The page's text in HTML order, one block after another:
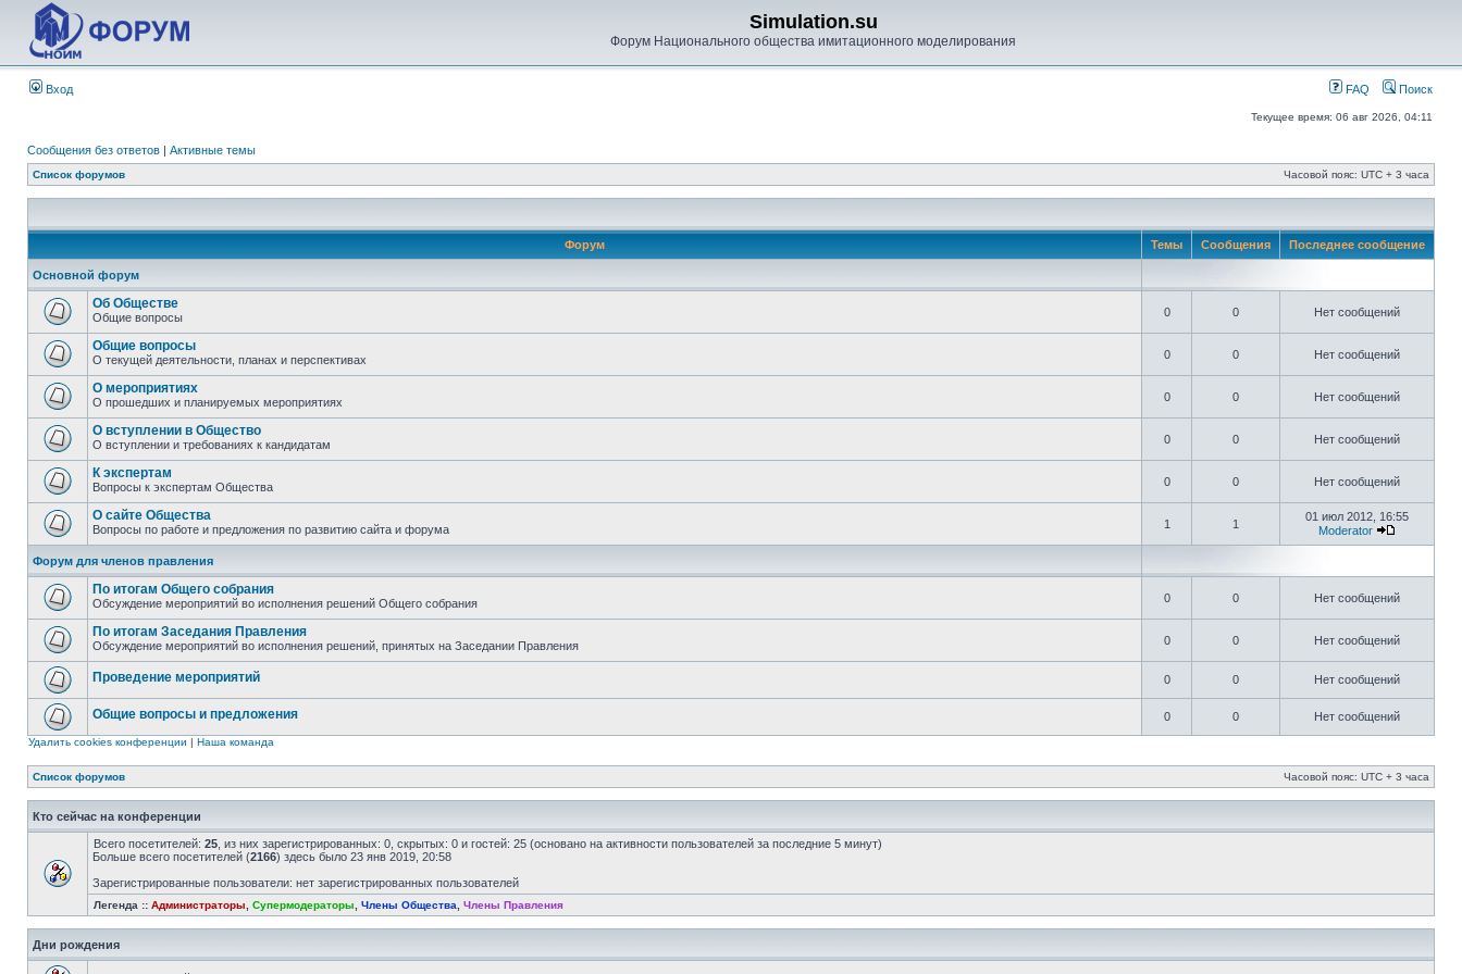
Simulation.su
Форум Национального общества имитационного моделирования
Вход FAQ Поиск
Текущее время: 06 авг 2026, 04:11
Сообщения без ответов | Активные темы
Список форумов Часовой пояс: UTC + 3 часа
Форум Темы Сообщения Последнее сообщение
Основной форум
Об Обществе
Общие вопросы 0 0 Нет сообщений
Общие вопросы
О текущей деятельности, планах и перспективах 0 0 Нет сообщений
О мероприятиях
О прошедших и планируемых мероприятиях 0 0 Нет сообщений
О вступлении в Общество
О вступлении и требованиях к кандидатам 0 0 Нет сообщений
К экспертам
Вопросы к экспертам Общества 0 0 Нет сообщений
О сайте Общества
Вопросы по работе и предложения по развитию сайта и форума 1 1
01 июл 2012, 16:55
Moderator
Форум для членов правления
По итогам Общего собрания
Обсуждение мероприятий во исполнения решений Общего собрания 0 0 Нет сообщений
По итогам Заседания Правления
Обсуждение мероприятий во исполнения решений, принятых на Заседании Правления 0 0 Нет сообщений
Проведение мероприятий 0 0 Нет сообщений
Общие вопросы и предложения 0 0 Нет сообщений
Удалить cookies конференции | Наша команда
Список форумов Часовой пояс: UTC + 3 часа
Кто сейчас на конференции
Всего посетителей: 25 , из них зарегистрированных: 0, скрытых: 0 и гостей: 25 (основано на активности пользователей за последние 5 минут)
Больше всего посетителей (2166) здесь было 23 янв 2019, 20:58
Зарегистрированные пользователи: нет зарегистрированных пользователей
Легенда :: Администраторы Супермодераторы Члены Общества Члены Правления
Дни рождения